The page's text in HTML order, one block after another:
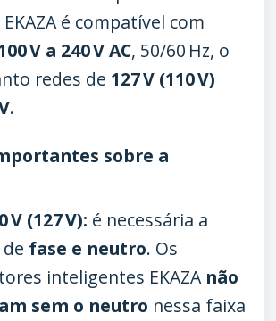
é compatível com
V a 240 V AC, 50/60 Hz, o
redes de 127 V (110 V)
.
sobre a
V (127 V): é necessária a
fase e neutro. Os
inteligentes EKAZA não
sem o neutro nessa faixa